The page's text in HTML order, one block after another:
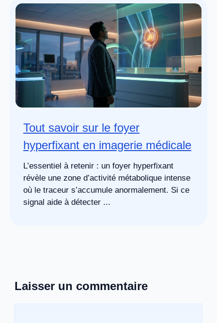
Tout savoir sur le foyer
hyperfixant en imagerie médicale
L’essentiel à retenir : un foyer hyperfixant
révèle une zone d’activité métabolique intense
où le traceur s’accumule anormalement. Si ce
signal aide à détecter ...
Laisser un commentaire